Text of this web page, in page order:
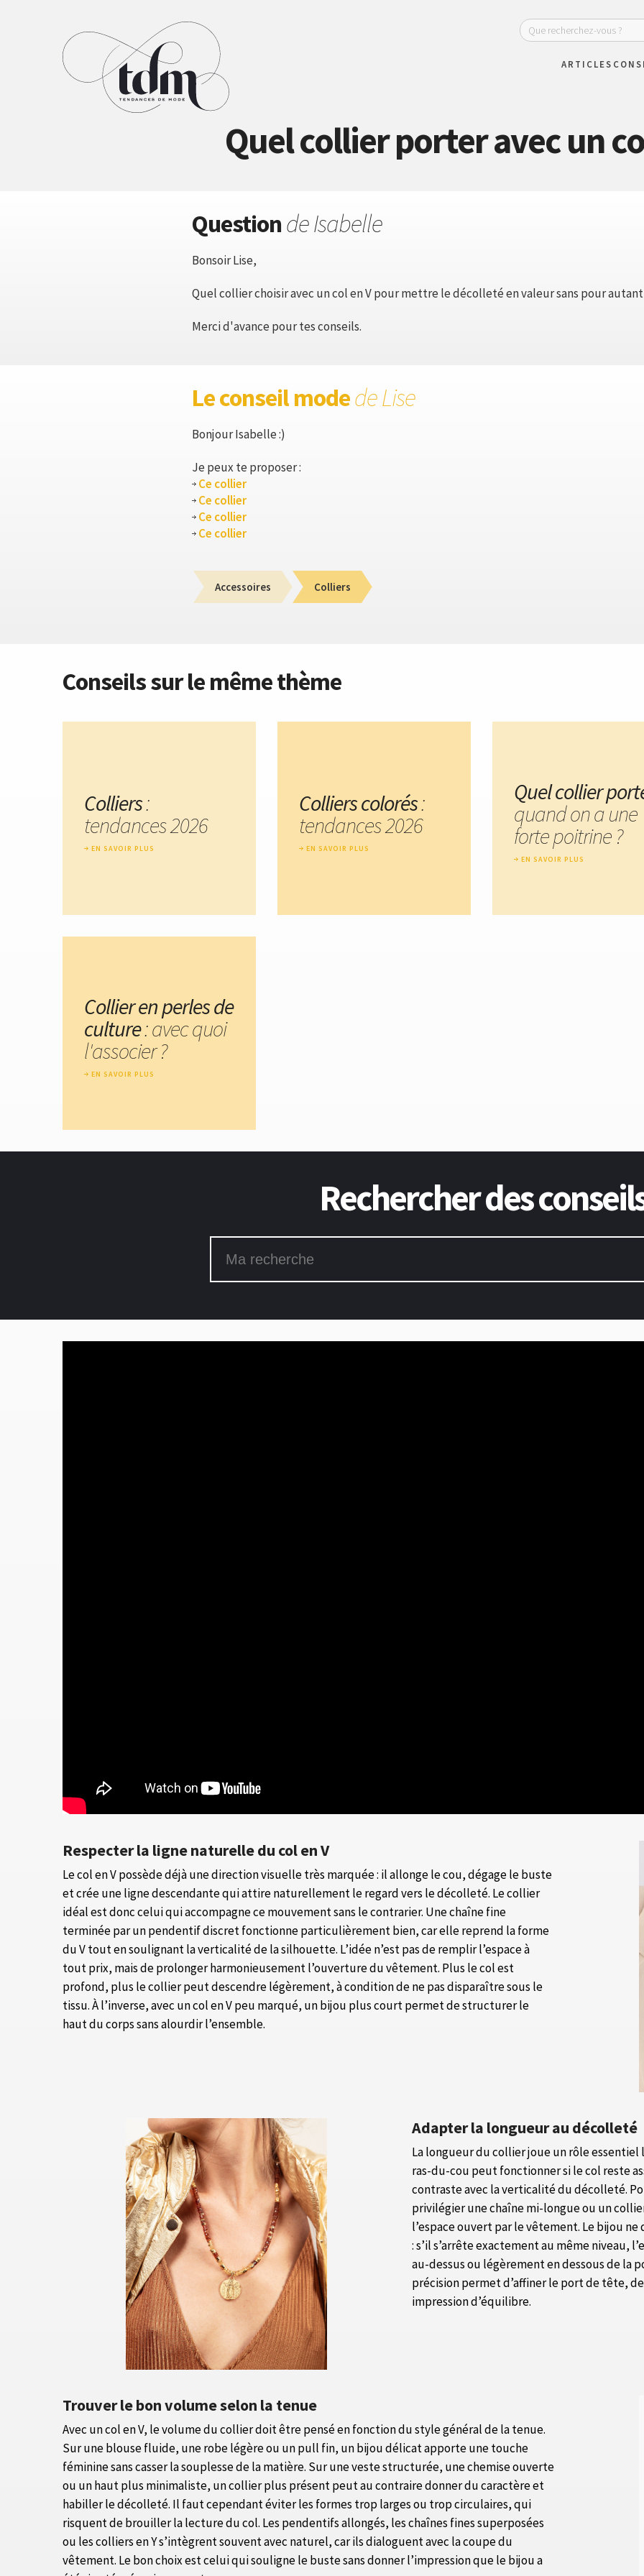
ARTICLES
Quel collier porter avec un
Questionde Isabelle
Bonsoir Lise,
Quel collier choisir avec un col en V pour mettre le décolleté en valeur sans pour
Merci d'avance pour tes conseils.
Le conseil modede Lise
Bonjour Isabelle :)
Je peux te proposer :
Ce collier
Ce collier
Ce collier
Ce collier
Accessoires Colliers
Respecter la ligne naturelle du col en V
Le col en V possède déjà une direction visuelle très marquée : il allonge le cou, dégage le buste
et crée une ligne descendante qui attire naturellement le regard vers le décolleté. Le collier
idéal est donc celui qui accompagne ce mouvement sans le contrarier. Une chaîne fine
terminée par un pendentif discret fonctionne particulièrement bien, car elle reprend la forme
du V tout en soulignant la verticalité de la silhouette. L’idée n’est pas de remplir l’espace à
tout prix, mais de prolonger harmonieusement l’ouverture du vêtement. Plus le col est
profond, plus le collier peut descendre légèrement, à condition de ne pas disparaître sous le
tissu. À l’inverse, avec un col en V peu marqué, un bijou plus court permet de structurer le
haut du corps sans alourdir l’ensemble.
Adapter la longueur au décolleté
La longueur du collier joue un rôle essentiel
ras-du-cou peut fonctionner si le col reste
contraste avec la verticalité du décolleté.
privilégier une chaîne mi-longue ou un
l’espace ouvert par le vêtement. Le bijou
: s’il s’arrête exactement au même niveau,
au-dessus ou légèrement en dessous de la
précision permet d’affiner le port de tête,
impression d’équilibre.
Trouver le bon volume selon la tenue
Avec un col en V, le volume du collier doit être pensé en fonction du style général de la tenue.
Sur une blouse fluide, une robe légère ou un pull fin, un bijou délicat apporte une touche
féminine sans casser la souplesse de la matière. Sur une veste structurée, une chemise ouverte
ou un haut plus minimaliste, un collier plus présent peut au contraire donner du caractère et
habiller le décolleté. Il faut cependant éviter les formes trop larges ou trop circulaires, qui
risquent de brouiller la lecture du col. Les pendentifs allongés, les chaînes fines superposées
ou les colliers en Y s’intègrent souvent avec naturel, car ils dialoguent avec la coupe du
vêtement. Le bon choix est celui qui souligne le buste sans donner l’impression que le bijou a
Conseils sur le même thème
Colliers:
tendances 2026
EN SAVOIR PLUS
Colliers colorés:
tendances 2026
EN SAVOIR PLUS
Quel collier
quand on a une
forte poitrine ?
EN SAVOIR PLUS
Collier en perles de
culture: avec quoi
l'associer ?
EN SAVOIR PLUS
Rechercher des